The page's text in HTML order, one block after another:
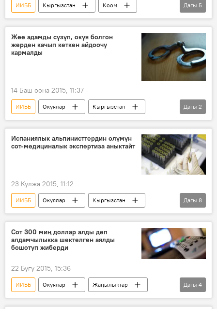
ИИББ Кыргызстан
Коом
Жаңылыктар
Ош
мушташ
милиция
Видео
Дагы 5
Жөө адамды сүзүп, окуя болгон
жерден качып кеткен айдоочу
кармалды
14 Баш оона 2015, 11:37
ИИББ Окуялар
Кыргызстан
Жаңылыктар
Жол кайгуул кызматы
Дагы 2
Испаниялык альпинисттердин өлүмүн
сот-медициналык экспертиза аныктайт
23 Кулжа 2015, 11:12
ИИББ Окуялар
Кыргызстан
Коом
Жаңылыктар
Ала-Арча капчыгайы
Испания
Чүй ИИББ
альпинист
альпинизм
Дагы 8
Сот 300 миң доллар алды деп
алдамчылыкка шектелген аялды
бошотуп жиберди
22 Бугу 2015, 15:36
ИИББ Окуялар
Жаңылыктар
АКШ
Октябрь райондук соту
Дагы 4